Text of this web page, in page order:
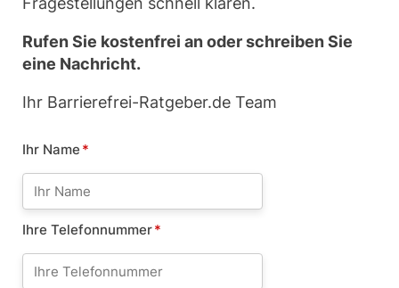
Rufen Sie kostenfrei an oder schreiben Sie
eine Nachricht.
Ihr Barrierefrei-Ratgeber.de Team
Ihr Name *
Ihre Telefonnummer*